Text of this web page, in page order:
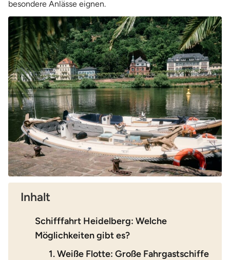
besondere Anlässe eignen.
Inhalt
Schifffahrt Heidelberg: Welche
Möglichkeiten gibt es?
1. Weiße Flotte: Große Fahrgastschiffe